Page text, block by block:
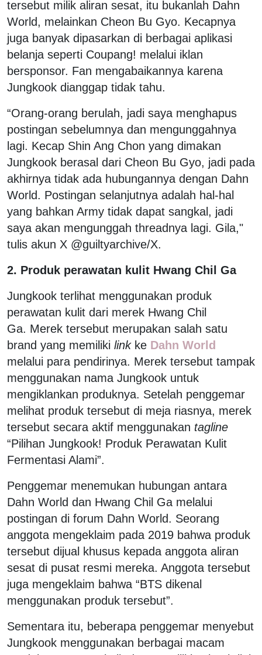
tersebut milik aliran sesat, itu bukanlah Dahn
World, melainkan Cheon Bu Gyo. Kecapnya
juga banyak dipasarkan di berbagai aplikasi
belanja seperti Coupang! melalui iklan
bersponsor. Fan mengabaikannya karena
Jungkook dianggap tidak tahu.
“Orang-orang berulah, jadi saya menghapus
postingan sebelumnya dan mengunggahnya
lagi. Kecap Shin Ang Chon yang dimakan
Jungkook berasal dari Cheon Bu Gyo, jadi pada
akhirnya tidak ada hubungannya dengan Dahn
World. Postingan selanjutnya adalah hal-hal
yang bahkan Army tidak dapat sangkal, jadi
saya akan mengunggah threadnya lagi. Gila,"
tulis akun X @guiltyarchive/X.
2. Produk perawatan kulit Hwang Chil Ga
Jungkook terlihat menggunakan produk
perawatan kulit dari merek Hwang Chil
Ga. Merek tersebut merupakan salah satu
brand yang memiliki linkke Dahn World
melalui para pendirinya. Merek tersebut tampak
menggunakan nama Jungkook untuk
mengiklankan produknya. Setelah penggemar
melihat produk tersebut di meja riasnya, merek
tersebut secara aktif menggunakan tagline
“Pilihan Jungkook! Produk Perawatan Kulit
Fermentasi Alami”.
Penggemar menemukan hubungan antara
Dahn World dan Hwang Chil Ga melalui
postingan di forum Dahn World. Seorang
anggota mengeklaim pada 2019 bahwa produk
tersebut dijual khusus kepada anggota aliran
sesat di pusat resmi mereka. Anggota tersebut
juga mengeklaim bahwa “BTS dikenal
menggunakan produk tersebut”.
Sementara itu, beberapa penggemar menyebut
Jungkook menggunakan berbagai macam